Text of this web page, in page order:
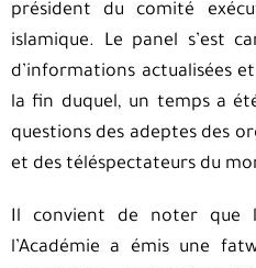
président du comité
islamique. Le panel s’est
d’informations actualisées
la fin duquel, un temps a
questions des adeptes des
et des téléspectateurs du
Il convient de noter que
l’Académie a émis une